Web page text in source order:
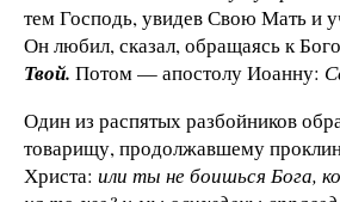
тем Господь, увидев Свою Мать и
Он любил, сказал, обращаясь к
Твой. Потом — апостолу Иоанну:
Один из распятых разбойников
товарищу, продолжавшему
Христа: или ты не боишься Бога,